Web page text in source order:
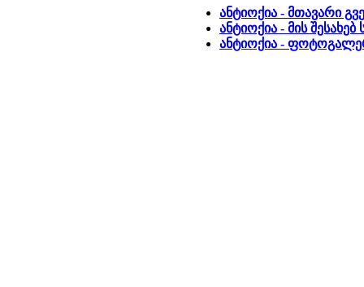
ანტიოქია - მთავარი
ანტიოქია - მის
ანტიოქია -